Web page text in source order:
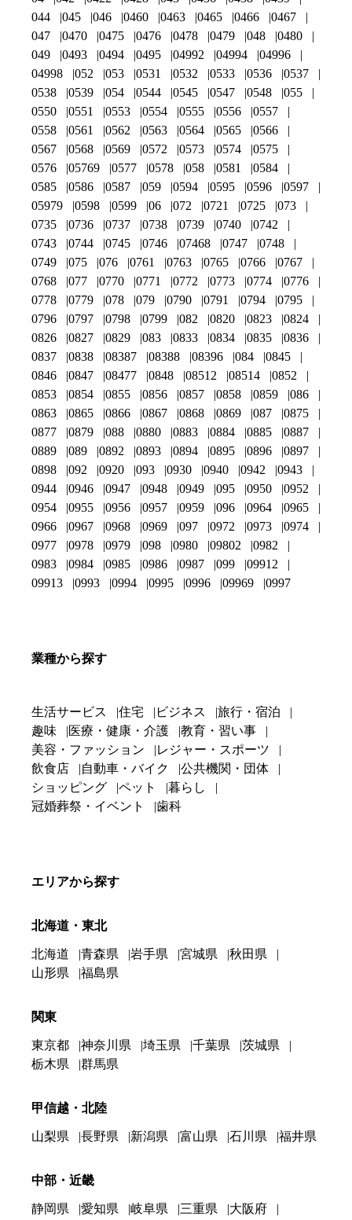
044
045 046 0460 0463 0465 0466
0467
047
0470 0475 0476 0478 0479 048
0480
049
0493 0494 0495 04992 04994
04996
04998
052 053 0531 0532 0533 0536
0537
0538
0539 054 0544 0545 0547 0548
055
0550
0551 0553 0554 0555 0556
0557
0558
0561 0562 0563 0564 0565
0566
0567
0568 0569 0572 0573 0574
0575
0576
05769 0577 0578 058 0581
0584
0585
0586 0587 059 0594 0595 0596
0597
05979
0598 0599 06 072 0721 0725
073
0735
0736 0737 0738 0739 0740
0742
0743
0744 0745 0746 07468 0747
0748
0749
075 076 0761 0763 0765 0766
0767
0768
077 0770 0771 0772 0773 0774
0776
0778
0779 078 079 0790 0791 0794
0795
0796
0797 0798 0799 082 0820 0823
0824
0826
0827 0829 083 0833 0834 0835
0836
0837
0838 08387 08388 08396 084
0845
0846
0847 08477 0848 08512 08514
0852
0853
0854 0855 0856 0857 0858 0859
086
0863
0865 0866 0867 0868 0869 087
0875
0877
0879 088 0880 0883 0884 0885
0887
0889
089 0892 0893 0894 0895 0896
0897
0898
092 0920 093 0930 0940 0942
0943
0944
0946 0947 0948 0949 095 0950
0952
0954
0955 0956 0957 0959 096 0964
0965
0966
0967 0968 0969 097 0972 0973
0974
0977
0978 0979 098 0980 09802
0982
0983
0984 0985 0986 0987 099
09912
09913
0993 0994 0995 0996 09969 0997
業種から探す
生活サービス 住宅 ビジネス
旅行・宿泊
趣味
医療・健康・介護
教育・習い事
美容・ファッション
レジャー・スポーツ
飲食店
自動車・バイク
公共機関・団体
ショッピング
ペット
暮らし
冠婚葬祭・イベント
歯科
エリアから探す
北海道・東北
北海道 青森県 岩手県 宮城県
秋田県
山形県
福島県
関東
東京都 神奈川県 埼玉県 千葉県
茨城県
栃木県
群馬県
甲信越・北陸
山梨県 長野県 新潟県 富山県 石川県 福井県
中部・近畿
静岡県 愛知県 岐阜県 三重県
大阪府